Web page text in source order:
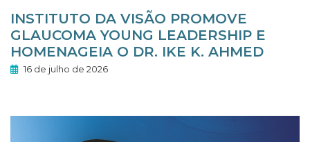
INSTITUTO DA VISÃO PROMOVE
GLAUCOMA YOUNG LEADERSHIP E
HOMENAGEIA O DR. IKE K. AHMED
16 de julho de 2026